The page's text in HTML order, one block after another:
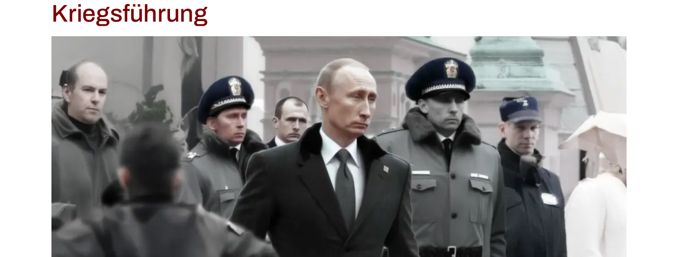
Kriegsführung